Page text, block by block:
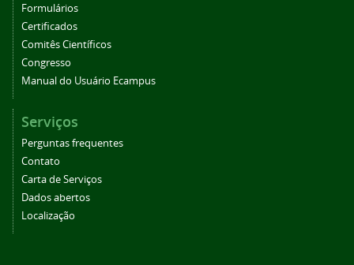
Formulários
Certificados
Comitês Científicos
Congresso
Manual do Usuário Ecampus
Serviços
Perguntas frequentes
Contato
Carta de Serviços
Dados abertos
Localização